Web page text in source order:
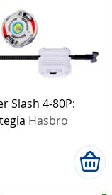
Slash 4-80P:
Hasbro